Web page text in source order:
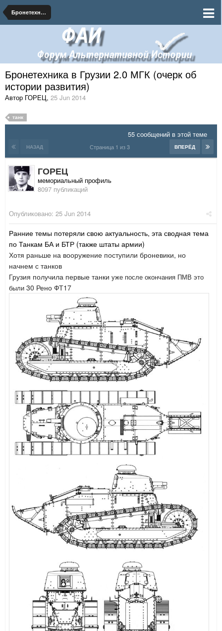
Бронетехника
Бронетехника в Грузии 2.0 МГК (очерк об
истории развития)
Автор ГОРЕЦ, 25 Jun 2014
танк
55 сообщений в этой теме
НАЗАД ВПЕРЁД
Страница 1 из 3
ГОРЕЦ
мемориальный профиль
8097 публикаций
Опубликовано: 25 Jun 2014
Ранние темы потеряли свою актуальность, эта сводная тема
по Танкам БА и БТР (также штаты армии)
Хотя раньше на вооружение поступили броневики, но
начнем с танков
Грузия получила первые танки уже после окончания ПМВ это
были 30 Рено ФТ17